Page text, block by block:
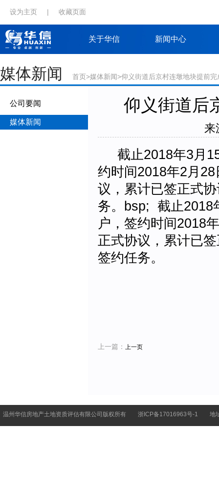
设为主页 | 收藏页面
关于华信 新闻中心
媒体新闻 首页>媒体新闻>仰义街道后京村连墩地块提前完
公司要闻
媒体新闻
仰义街道后
来
截止2018年3月15
约时间2018年2月
议，累计已签正式
务。bsp; 截止2018
户，签约时间2018
正式协议，累计已
签约任务。
上一篇： 上一页
温州华信房地产土地资质评估有限公司版权所有 浙ICP备17016963号-1 地